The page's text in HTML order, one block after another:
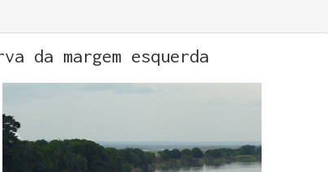
da margem esquerda